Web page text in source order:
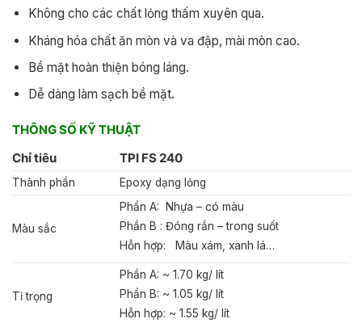
Không cho các chất lỏng thấm xuyên qua.
Kháng hóa chất ăn mòn và va đập, mài mòn cao.
Bề mặt hoàn thiện bóng láng.
Dễ dàng làm sạch bề mặt.
THÔNG SỐ KỸ THUẬT
Chỉ tiêu
TPI FS 240
Thành phần Epoxy dạng lỏng
Màu sắc
Phần A: Nhựa – có màu
Phần B : Đóng rắn – trong suốt
Hỗn hợp: Màu xám, xanh lá…
Tỉ trọng
Phần A: ~ 1.70 kg/ lít
Phần B: ~ 1.05 kg/ lít
Hỗn hợp: ~ 1.55 kg/ lít